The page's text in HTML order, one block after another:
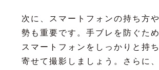
次に、スマートフォンの持ち方
勢も重要です。手ブレを防ぐた
スマートフォンをしっかりと持
寄せて撮影しましょう。さらに